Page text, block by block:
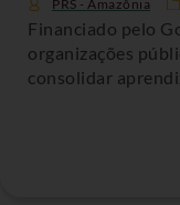
PRS - Amazônia
Financiado pelo
organizações
consolidar